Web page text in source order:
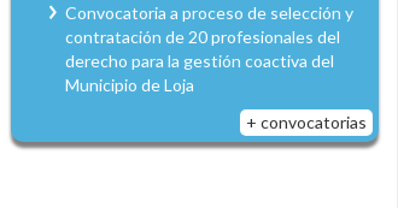
Convocatoria a proceso de selección y
contratación de 20 profesionales del
derecho para la gestión coactiva del
Municipio de Loja
+ convocatorias